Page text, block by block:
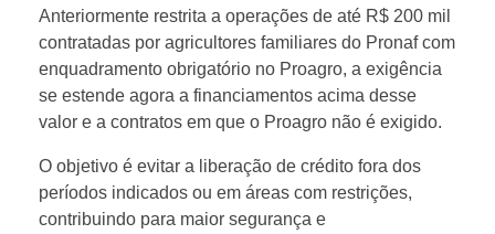
a
f
r
a
Anteriormente restrita a operações de até R$ 200 mil
contratadas por agricultores familiares do Pronaf com
enquadramento obrigatório no Proagro, a exigência
se estende agora a financiamentos acima desse
valor e a contratos em que o Proagro não é exigido.
O objetivo é evitar a liberação de crédito fora dos
períodos indicados ou em áreas com restrições,
contribuindo para maior segurança e